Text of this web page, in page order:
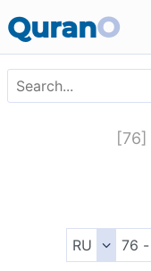
QuranO
[76]